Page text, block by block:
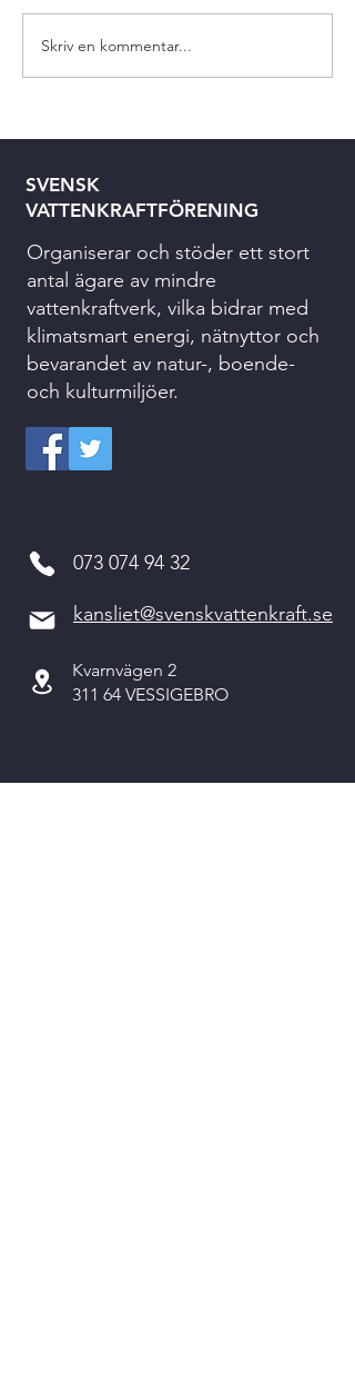
Skriv en kommentar...
SVENSK
VATTENKRAFTFÖRENING
Organiserar och stöder ett stort
antal ägare av mindre
vattenkraftverk, vilka bidrar med
klimatsmart energi, nätnyttor och
bevarandet av natur-, boende-
och kulturmiljöer.
073 074 94 32
kansliet@svenskvattenkraft.se
Kvarnvägen 2
311 64 VESSIGEBRO